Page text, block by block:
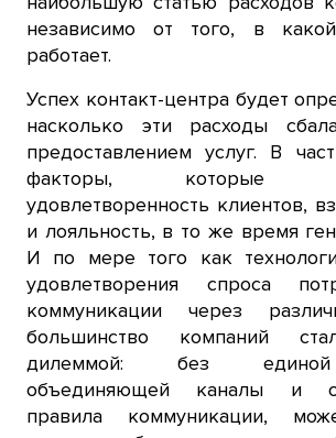
независимо от того, в
работает.
Успех контакт-центра будет
насколько эти расходы
предоставлением услуг. В
факторы, которые
удовлетворенность клиентов,
и лояльность, в то же время
И по мере того как
удовлетворения спроса
коммуникации через
большинство компаний
дилеммой: без
объединяющей каналы и
правила коммуникации,